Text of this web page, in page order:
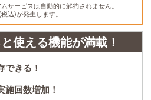
サービスは自動的に解約されません。
込)が発生します。
使える機能が満載！
できる！
施回数増加！